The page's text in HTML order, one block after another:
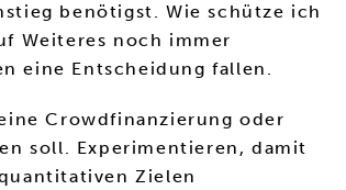
benötigst. Wie schütze ich
Weiteres noch immer
eine Entscheidung fallen.
Crowdfinanzierung oder
soll. Experimentieren, damit
Zielen